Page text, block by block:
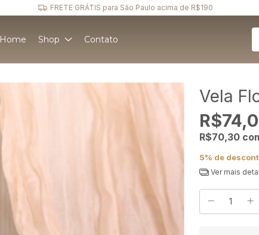
Ganhe 5% de DESCONTO no pagamento via PIX
Home Shop Contato
Vela
R$70,30
5% de
Ver mais